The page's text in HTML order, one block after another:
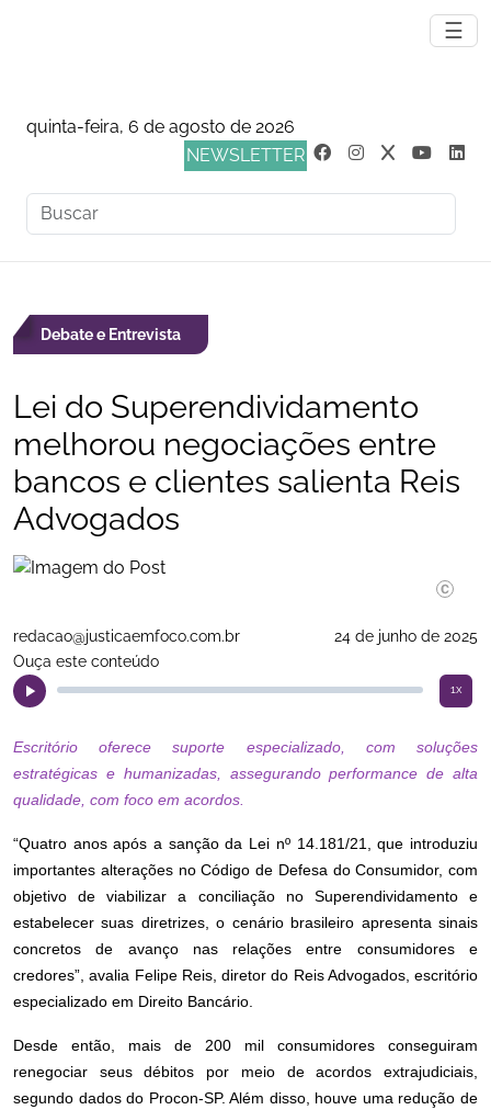
☰
quinta-feira, 6 de agosto de 2026
NEWSLETTER
Debate e Entrevista
Lei do Superendividamento
melhorou negociações entre
bancos e clientes salienta Reis
Advogados
redacao@justicaemfoco.com.br
24 de junho de 2025
Ouça este conteúdo
1x
Escritório oferece suporte especializado, com soluções
estratégicas e humanizadas, assegurando performance de alta
qualidade, com foco em acordos.
“Quatro anos após a sanção da Lei nº 14.181/21, que introduziu
importantes alterações no Código de Defesa do Consumidor, com
objetivo de viabilizar a conciliação no Superendividamento e
estabelecer suas diretrizes, o cenário brasileiro apresenta sinais
concretos de avanço nas relações entre consumidores e
credores”, avalia Felipe Reis, diretor do Reis Advogados, escritório
especializado em Direito Bancário.
Desde então, mais de 200 mil consumidores conseguiram
renegociar seus débitos por meio de acordos extrajudiciais,
segundo dados do Procon-SP. Além disso, houve uma redução de